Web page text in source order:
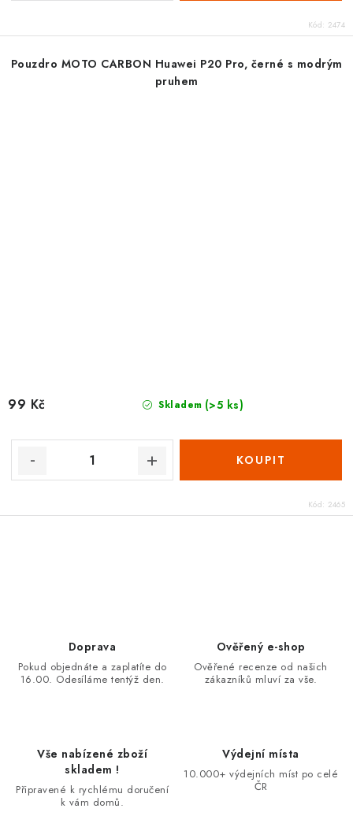
Kód: 2474
Pouzdro MOTO CARBON Huawei P20 Pro, černé s modrým
pruhem
Skladem (>5 ks)
99 Kč
Kód: 2465
k
Doprava
Pokud objednáte a zaplatíte do
16.00. Odesíláme tentýž den.
Ověřený e-shop
Ověřené recenze od našich
zákazníků mluví za vše.
Vše nabízené zboží
skladem !
Připravené k rychlému doručení
k vám domů.
Výdejní místa
10.000+ výdejních míst po celé
ČR